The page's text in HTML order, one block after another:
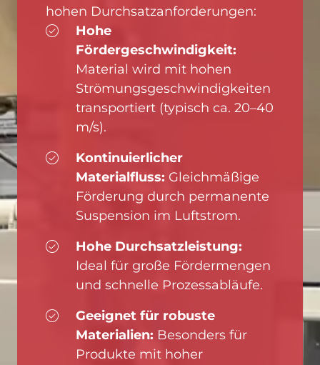
hohen Durchsatzanforderungen:
Hohe
Fördergeschwindigkeit:
Material wird mit hohen
Strömungsgeschwindigkeiten
transportiert (typisch ca. 20–40
m/s).
Kontinuierlicher
Materialfluss: Gleichmäßige
Förderung durch permanente
Suspension im Luftstrom.
Hohe Durchsatzleistung:
Ideal für große Fördermengen
und schnelle Prozessabläufe.
Geeignet für robuste
Materialien: Besonders für
Produkte mit hoher